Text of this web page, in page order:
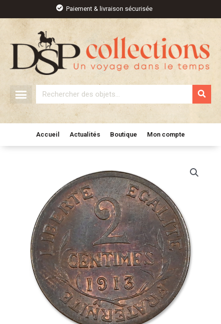
contenu
Paiement & livraison sécurisée
Rechercher
Accueil Actualités Boutique Mon compte